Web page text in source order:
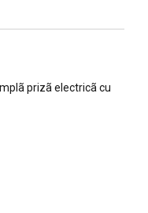
prizã electricã cu